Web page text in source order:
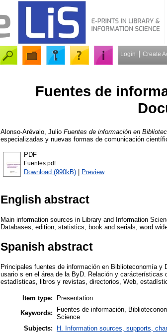
Login Create
Fuentes de
Alonso-Arévalo, Julio Fuentes de información en
especializadas y nuevas formas de comunicación
PDF
Fuentes.pdf
Download (990kB) | Preview
English abstract
Main information sources in Library and Information
Databases, edition, statistics, book and serials, word
Spanish abstract
Principales fuentes de información en Biblioteconomía
usario s en el área de la ByD. Relación y
estadísticas, libros y revistas, directorios, Web,
Item type:
Presentation
Keywords:
Fuentes de información,
Science
Subjects:
H. Information sources, supports,